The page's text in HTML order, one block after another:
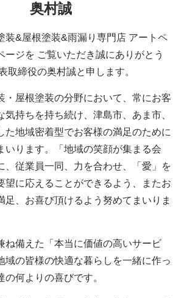
奥村誠
装&屋根塗装&雨漏り専門店 アートペ
ージを ご覧いただき誠にありがとう
取締役の奥村誠と申します。
・屋根塗装の分野において、常にお客
気持ちを持ち続け、津島市、あま市、
た地域密着型でお客様の満足のために
いります。「地域の笑顔が集まる会
、従業員一同、力を合わせ、「愛」を
望に応えることができるよう、またお
足、お喜び頂けるよう努めてまいりま
ね備えた「本当に価値の高いサービ
域の皆様の快適な暮らしを一緒に作っ
の何よりの喜びです。